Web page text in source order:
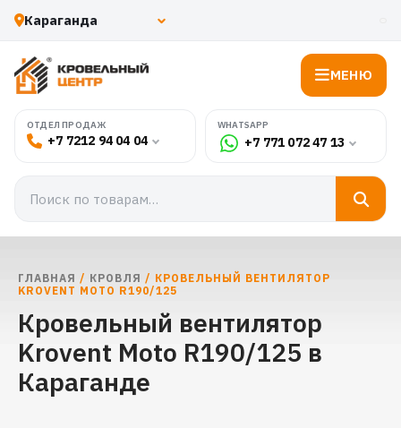
МЕНЮ
ОТДЕЛ ПРОДАЖ
+7 7212 94 04 04
WHATSAPP
+7 771 072 47 13
ГЛАВНАЯ / КРОВЛЯ / КРОВЕЛЬНЫЙ ВЕНТИЛЯТОР
KROVENT MOTO R190/125
Кровельный вентилятор
Krovent Moto R190/125 в
Караганде